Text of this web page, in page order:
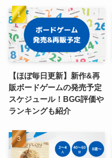
【ほぼ毎日更新】新作&再
販ボードゲームの発売予定
スケジュール！BGG評価や
ランキングも紹介